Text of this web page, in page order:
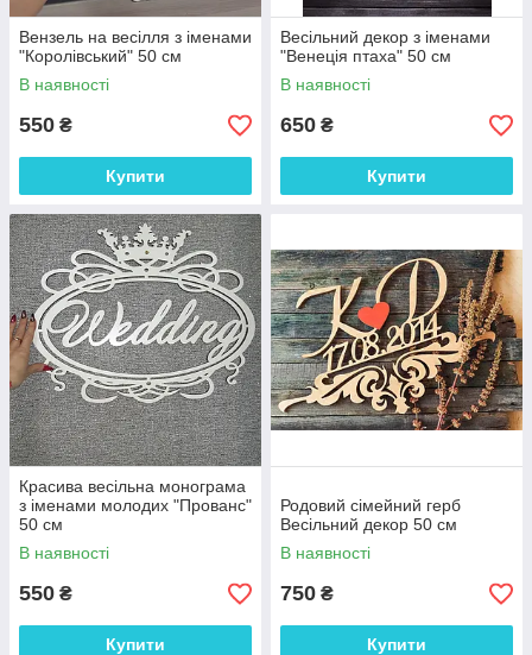
Вензель на весілля з іменами
"Королівський" 50 см
В наявності
550 ₴
Купити
Весільний декор з іменами
"Венеція птаха" 50 см
В наявності
650 ₴
Купити
Красива весільна монограма
з іменами молодих "Прованс"
50 см
В наявності
550 ₴
Купити
Родовий сімейний герб
Весільний декор 50 см
В наявності
750 ₴
Купити